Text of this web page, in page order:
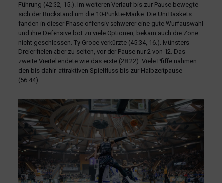
Führung (42:32, 15.). Im weiteren Verlauf bis zur Pause bewegte
sich der Rückstand um die 10-Punkte-Marke. Die Uni Baskets
fanden in dieser Phase offensiv schwerer eine gute Wurfauswahl
und ihre Defensive bot zu viele Optionen, bekam auch die Zone
nicht geschlossen. Ty Groce verkürzte (45:34, 16.). Münsters
Dreier fielen aber zu selten, vor der Pause nur 2 von 12. Das
zweite Viertel endete wie das erste (28:22). Viele Pfiffe nahmen
den bis dahin attraktiven Spielfluss bis zur Halbzeitpause
(56:44).